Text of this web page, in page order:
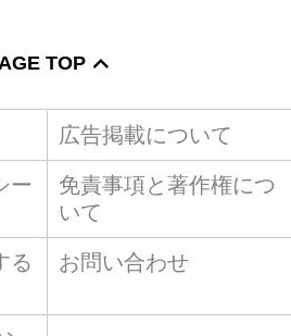
TOP
広告掲載について
ー
免責事項と著作権につ
いて
る
お問い合わせ